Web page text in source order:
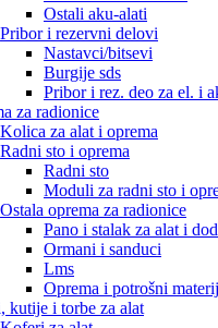
Ostali aku-alati
Pribor i rezervni delovi
Nastavci/bitsevi
Burgije sds
Pribor i rez. deo za el. i
za radionice
Kolica za alat i oprema
Radni sto i oprema
Radni sto
Moduli za radni sto i
Ostala oprema za radionice
Pano i stalak za alat i
Ormani i sanduci
Lms
Oprema i potrošni
kutije i torbe za alat